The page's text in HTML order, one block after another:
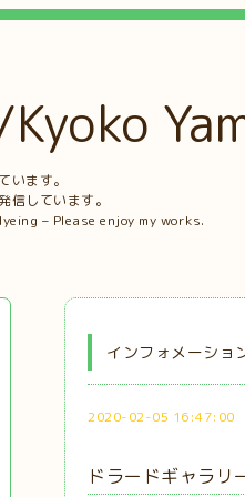
います。
信しています。
– Please enjoy my works.
インフォメーショ
2020-02-05 16:47:00
ドラードギャラ